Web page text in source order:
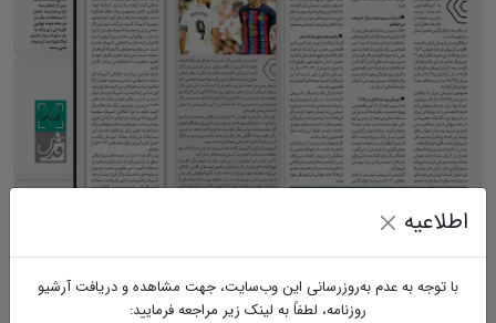
اطلاعیه
با توجه به عدم به‌روزرسانی این وب‌سایت، جهت مشاهده و دریافت آرشیو
روزنامه، لطفاً به لینک زیر مراجعه فرمایید: